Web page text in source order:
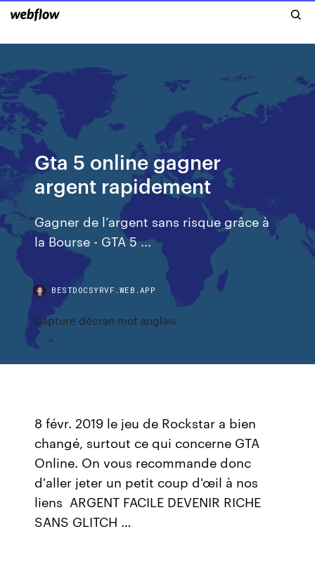
Gta 5 online gagner
argent rapidement
Gagner de l’argent sans risque grâce à
la Bourse - GTA 5 ...
BESTDOCSYRVF.WEB.APP
Capture décran mot anglais
8 févr. 2019 le jeu de Rockstar a bien
changé, surtout ce qui concerne GTA
Online. On vous recommande donc
d'aller jeter un petit coup d'œil à nos
liens ARGENT FACILE DEVENIR RICHE
SANS GLITCH …